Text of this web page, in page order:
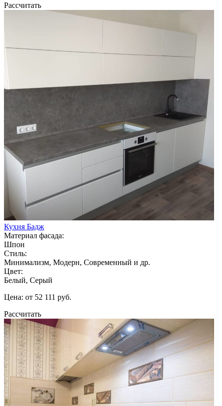
Рассчитать
Кухня Бадж
Материал фасада:
Шпон
Стиль:
Минимализм, Модерн, Современный и др.
Цвет:
Белый, Серый
Цена: от 52 111 руб.
Рассчитать